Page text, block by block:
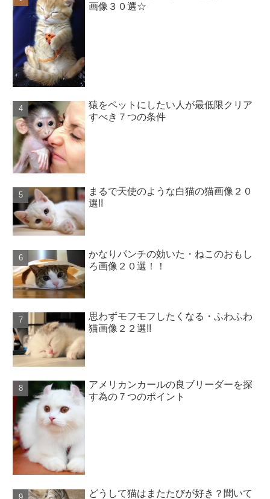
画像３０選☆
猿をペットにしたい人が最低限クリア
すべき７つの条件
まるで天使のような白猫の猫画像２０
選!!
かなりパンチの効いた・ねこのおもし
ろ画像２０選！！
思わずモフモフしたくなる・ふわふわ
猫画像２２選!!
アメリカンカールの良ブリーダーを探
す為の７つのポイント
どうして猫はまたたびが好き？聞いて